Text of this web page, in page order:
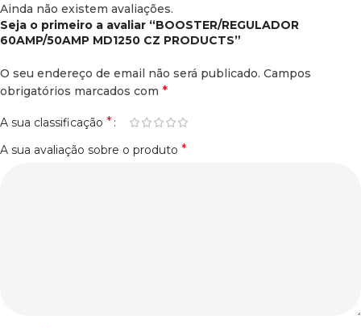
Ainda não existem avaliações.
Seja o primeiro a avaliar “BOOSTER/REGULADOR
60AMP/50AMP MD1250 CZ PRODUCTS”
O seu endereço de email não será publicado. Campos
obrigatórios marcados com *
A sua classificação *
A sua avaliação sobre o produto *